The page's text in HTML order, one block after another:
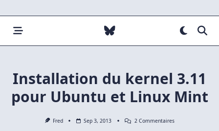
Installation du kernel 3.11
pour Ubuntu et Linux Mint
Fred Sep 3, 2013 2 CommentairesSur